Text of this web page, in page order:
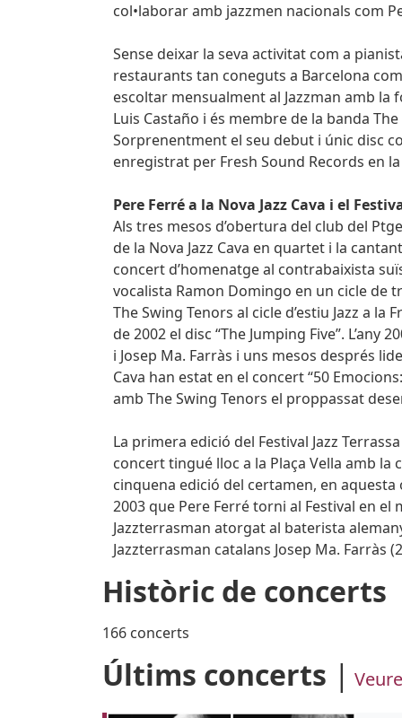
col•laborar amb jazzmen nacionals com
Sense deixar la seva activitat com a
restaurants tan coneguts a Barcelona
escoltar mensualment al Jazzman amb la
Luis Castaño i és membre de la banda
Sorprenentment el seu debut i únic disc
enregistrat per Fresh Sound Records en la
Pere Ferré a la Nova Jazz Cava i el
Als tres mesos d’obertura del club del
de la Nova Jazz Cava en quartet i la
concert d’homenatge al contrabaixista
vocalista Ramon Domingo en un cicle de
The Swing Tenors al cicle d’estiu Jazz a
de 2002 el disc “The Jumping Five”.
i Josep Ma. Farràs i uns mesos després
Cava han estat en el concert “50
amb The Swing Tenors el proppassat
La primera edició del Festival Jazz
concert tingué lloc a la Plaça Vella amb la
cinquena edició del certamen, en aquesta
2003 que Pere Ferré torni al Festival en
Jazzterrasman atorgat al baterista
Jazzterrasman catalans Josep Ma. Farràs
Històric de concerts
166 concerts
Últims concerts